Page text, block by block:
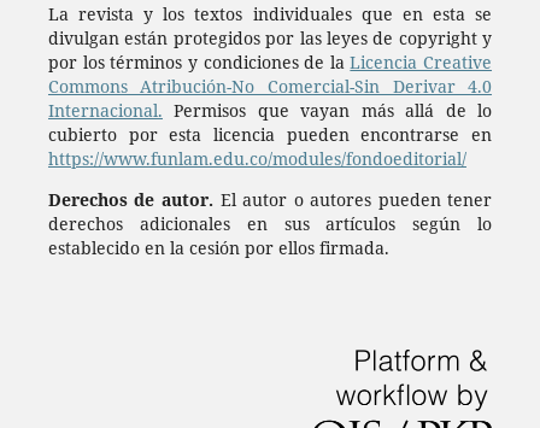
La revista y los textos individuales que en esta se
divulgan están protegidos por las leyes de copyright y
por los términos y condiciones de laLicencia Creative
Commons Atribución-No Comercial-Sin Derivar 4.0
Internacional. Permisos que vayan más allá de lo
cubierto por esta licencia pueden encontrarse en
https://www.funlam.edu.co/modules/fondoeditorial/
Derechos de autor. El autor o autores pueden tener
derechos adicionales en sus artículos según lo
establecido en la cesión por ellos firmada.